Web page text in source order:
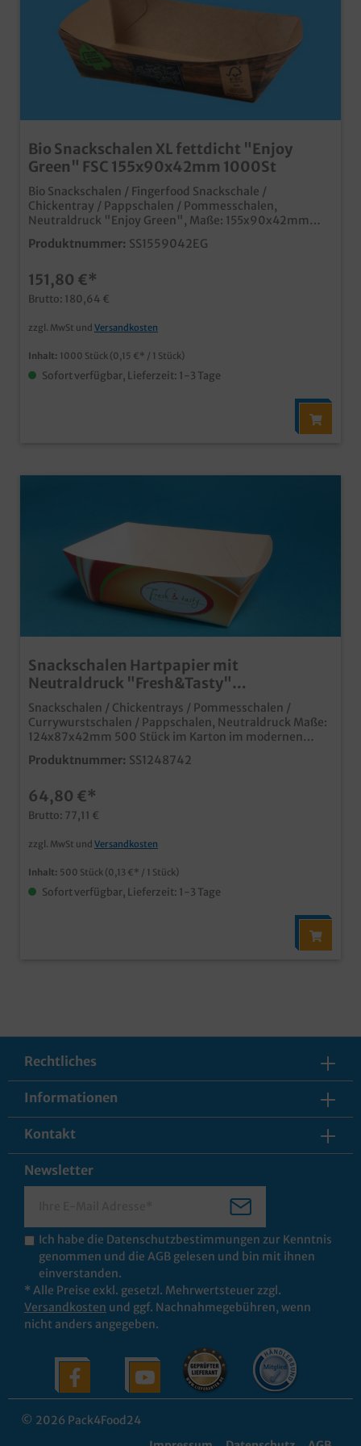
Bio Snackschalen XL fettdicht "Enjoy
Green" FSC 155x90x42mm 1000St
Bio Snackschalen / Fingerfood Snackschale /
Chickentray / Pappschalen / Pommesschalen,
Neutraldruck "Enjoy Green", Maße: 155x90x42mm
1000 Stück im Karton im modernen und coolen "Enjoy
Green" Holz Design sehr stabil aus qualitativem
Ideal für Pommes, Snacks, Fingerfood, Currywurst,
Pommes usw. Qualität "Made in Germany" für kurze
und klimafreundliche Bezugswege auch mit Ihrem
Wunschmotiv bedruckbar, fragen Sie einfach unseren
Kundenservice
Produktnummer: SS1559042EG
151,80 €*
Brutto: 180,64 €
zzgl. MwSt und Versandkosten
Inhalt: 1000 Stück (0,15 €* / 1 Stück)
Sofort verfügbar, Lieferzeit: 1-3 Tage
Snackschalen Hartpapier mit
Neutraldruck "Fresh&Tasty"
124x87x42mm 500St
Snackschalen / Chickentrays / Pommesschalen /
Currywurstschalen / Pappschalen, Neutraldruck Maße:
124x87x42mm 500 Stück im Karton im modernen
Neutraldesign "Fresh & Tasty" Ideal für Snacks,
Fingerfood, Currywurst, Pommes usw. aus
Germany" auch mit Ihrem Wunschmotiv bedruckbar,
fragen Sie einfach unseren Kundenservice
Produktnummer: SS1248742
64,80 €*
Brutto: 77,11 €
zzgl. MwSt und Versandkosten
Inhalt: 500 Stück (0,13 €* / 1 Stück)
Sofort verfügbar, Lieferzeit: 1-3 Tage
Rechtliches
Informationen
Kontakt
Newsletter
Ich habe die Datenschutzbestimmungen zur Kenntnis
genommen und die AGB gelesen und bin mit ihnen
einverstanden.
* Alle Preise exkl. gesetzl. Mehrwertsteuer zzgl.
Versandkosten und ggf. Nachnahmegebühren, wenn
nicht anders angegeben.
© 2026 Pack4Food24